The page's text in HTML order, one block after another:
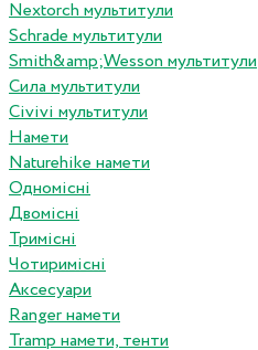
Nextorch мультитули
Schrade мультитули
Smith&amp;Wesson мультитули
Сила мультитули
Civivi мультитули
Намети
Naturehike намети
Одномісні
Двомісні
Тримісні
Чотиримісні
Аксесуари
Ranger намети
Tramp намети, тенти